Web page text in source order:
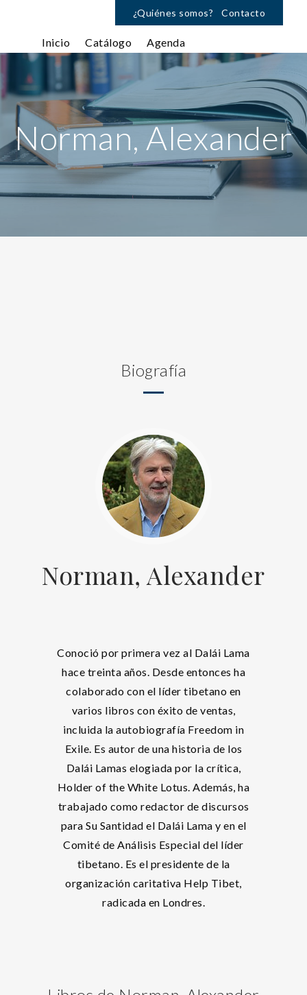
¿Quiénes somos? Contacto
Inicio Catálogo Agenda
Norman, Alexander
Biografía
Norman, Alexander
Conoció por primera vez al Dalái Lama
hace treinta años. Desde entonces ha
colaborado con el líder tibetano en
varios libros con éxito de ventas,
incluida la autobiografía Freedom in
Exile. Es autor de una historia de los
Dalái Lamas elogiada por la crítica,
Holder of the White Lotus. Además, ha
trabajado como redactor de discursos
para Su Santidad el Dalái Lama y en el
Comité de Análisis Especial del líder
tibetano. Es el presidente de la
organización caritativa Help Tibet,
radicada en Londres.